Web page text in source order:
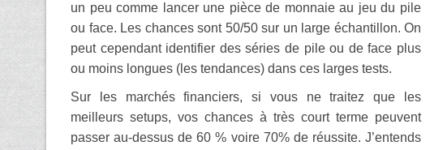
un peu comme lancer une pièce de monnaie au jeu du pile
ou face. Les chances sont 50/50 sur un large échantillon. On
peut cependant identifier des séries de pile ou de face plus
ou moins longues (les tendances) dans ces larges tests.
Sur les marchés financiers, si vous ne traitez que les
meilleurs setups, vos chances à très court terme peuvent
passer au-dessus de 60 % voire 70% de réussite. J’entends